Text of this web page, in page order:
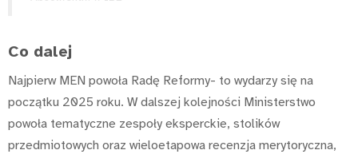
Co dalej
Najpierw MEN powoła Radę Reformy- to wydarzy się na
początku 2025 roku. W dalszej kolejności Ministerstwo
powoła tematyczne zespoły eksperckie, stolików
przedmiotowych oraz wieloetapowa recenzja merytoryczna,